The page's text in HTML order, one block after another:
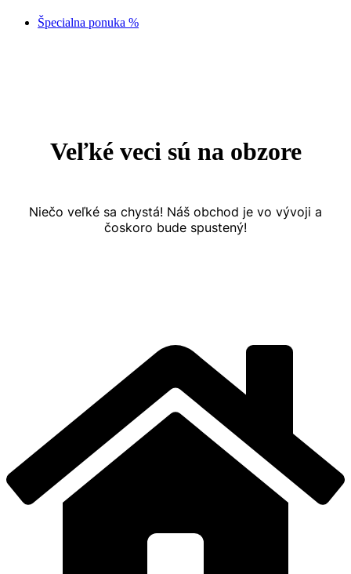
Špecialna ponuka %
Veľké veci sú na obzore
Niečo veľké sa chystá! Náš obchod je vo vývoji a
čoskoro bude spustený!